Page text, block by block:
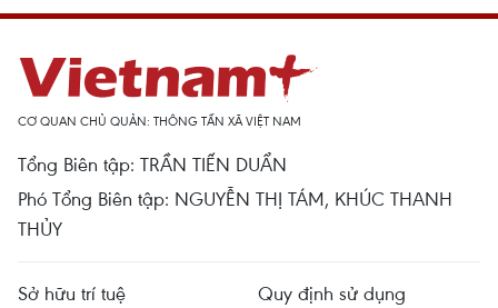
CƠ QUAN CHỦ QUẢN: THÔNG TẤN XÃ VIỆT NAM
Tổng Biên tập: TRẦN TIẾN DUẨN
Phó Tổng Biên tập: NGUYỄN THỊ TÁM, KHÚC THANH
THỦY
Sở hữu trí tuệ
Quy định sử dụng